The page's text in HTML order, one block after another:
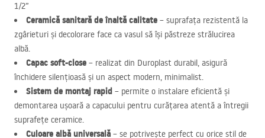
1/2”
Ceramică sanitară de înaltă calitate – suprafața rezistentă la
zgârieturi și decolorare face ca vasul să își păstreze strălucirea
albă.
Capac soft-close – realizat din Duroplast durabil, asigură
închidere silențioasă și un aspect modern, minimalist.
Sistem de montaj rapid – permite o instalare eficientă și
demontarea ușoară a capacului pentru curățarea atentă a întregii
suprafețe ceramice.
Culoare albă universală – se potrivește perfect cu orice stil de